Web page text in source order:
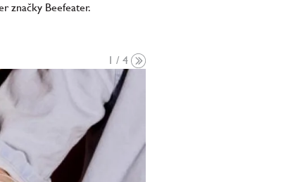
značky Beefeater.
1 / 4